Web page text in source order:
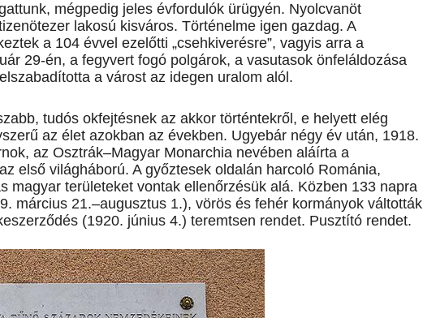
mégpedig jeles évfordulók ürügyén. Nyolcvanöt
lakosú kisváros. Történelme igen gazdag. A
a 104 évvel ezelőtti „csehkiverésre”, vagyis arra a
29-én, a fegyvert fogó polgárok, a vasutasok önfeláldozása
a várost az idegen uralom alól.
tudós okfejtésnek az akkor történtekről, e helyett elég
az élet azokban az években. Ugyebár négy év után, 1918.
az Osztrák–Magyar Monarchia nevében aláírta a
első világháború. A győztesek oldalán harcoló Románia,
magyar területeket vontak ellenőrzésük alá. Közben 133 napra
március 21.–augusztus 1.), vörös és fehér kormányok váltották
(1920. június 4.) teremtsen rendet. Pusztító rendet.